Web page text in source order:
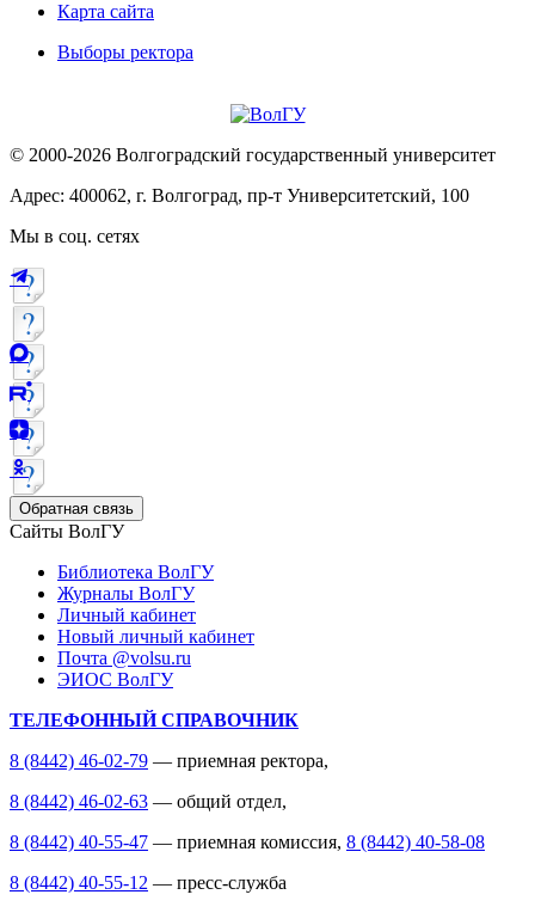
Карта сайта
Выборы ректора
© 2000-2026 Волгоградский государственный университет
Адрес: 400062, г. Волгоград, пр-т Университетский, 100
Мы в соц. сетях
Обратная связь
Сайты ВолГУ
Библиотека ВолГУ
Журналы ВолГУ
Личный кабинет
Новый личный кабинет
Почта @volsu.ru
ЭИОС ВолГУ
ТЕЛЕФОННЫЙ СПРАВОЧНИК
8 (8442) 46-02-79 — приемная ректора,
8 (8442) 46-02-63 — общий отдел,
8 (8442) 40-55-47 — приемная комиссия, 8 (8442) 40-58-08
8 (8442) 40-55-12 — пресс-служба